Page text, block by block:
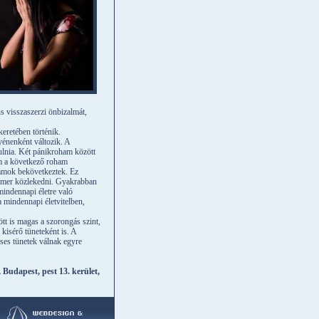
visszaszerzi önbizalmát,
történik.
változik. A
Két pánikroham között
a következő roham
bekövetkeztek. Ez
közlekedni. Gyakrabban
életre való
mindennapi életvitelben,
is magas a szorongás szint,
tüneteként is. A
tünetek válnak egyre
pest 13. kerület,